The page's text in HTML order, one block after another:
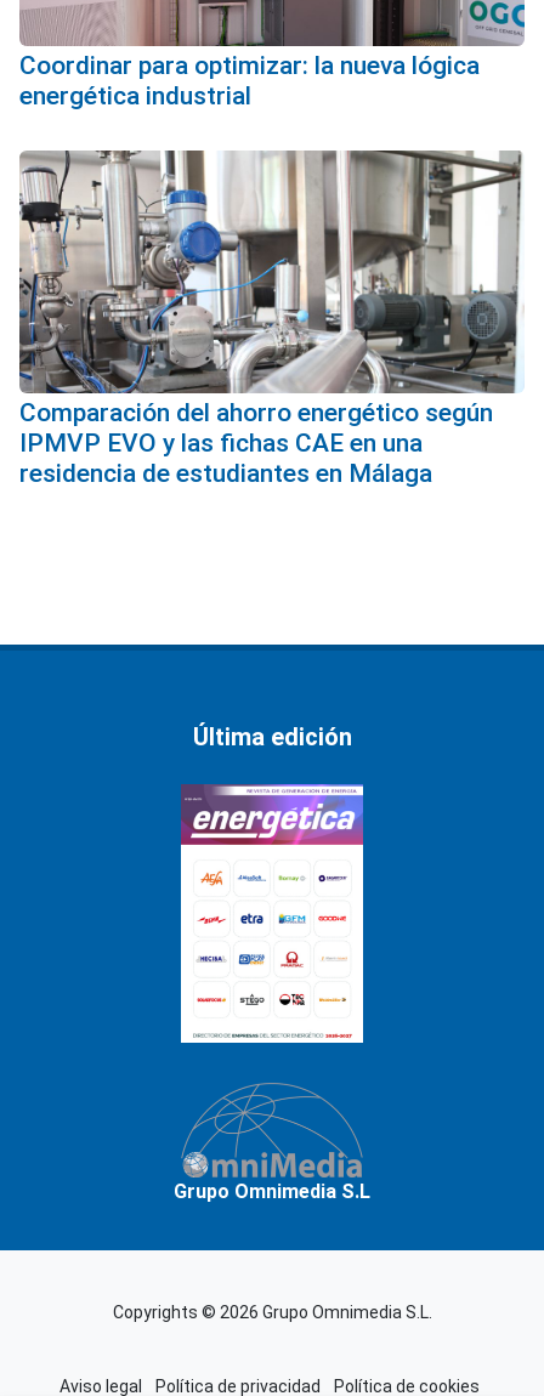
Coordinar para optimizar: la nueva lógica
energética industrial
Comparación del ahorro energético según
IPMVP EVO y las fichas CAE en una
residencia de estudiantes en Málaga
Última edición
Grupo Omnimedia S.L
Copyrights © 2026 Grupo Omnimedia S.L.
Aviso legal Política de privacidad Política de cookies